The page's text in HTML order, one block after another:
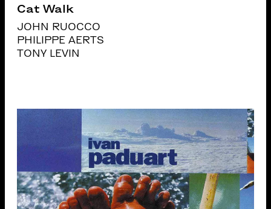
Cat Walk
JOHN RUOCCO
PHILIPPE AERTS
TONY LEVIN